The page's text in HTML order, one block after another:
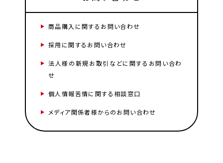
商品購入に関するお問い合わせ
採用に関するお問い合わせ
法人様の新規お取引などに関するお問い合わ
せ
個人情報苦情に関する相談窓口
メディア関係者様からのお問い合わせ